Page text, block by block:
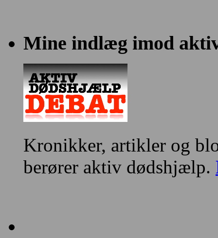
Mine indlæg imod
Kronikker, artikler og
berører aktiv dødshjælp.